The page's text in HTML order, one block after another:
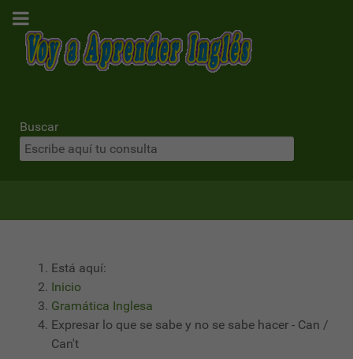
Buscar
Está aquí:
Inicio
Gramática Inglesa
Expresar lo que se sabe y no se sabe hacer - Can /
Can't